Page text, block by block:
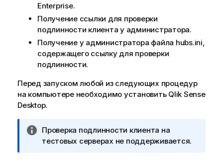
Enterprise.
Получение ссылки для проверки
подлинности клиента у администратора.
Получение у администратора файла hubs.ini,
содержащего ссылку для проверки
подлинности.
Перед запуском любой из следующих процедур
на компьютере необходимо установить Qlik Sense
Desktop.
П
р
Проверка подлинности клиента на
тестовых серверах не поддерживается.